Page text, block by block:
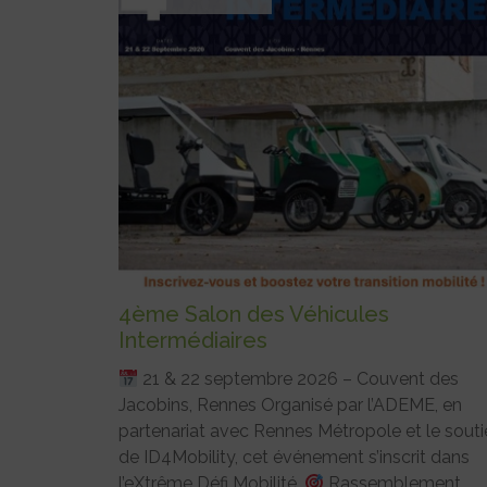
4ème Salon des Véhicules
Intermédiaires
21 & 22 septembre 2026 – Couvent des
Jacobins, Rennes Organisé par l’ADEME, en
partenariat avec Rennes Métropole et le
de ID4Mobility, cet événement s’inscrit dans